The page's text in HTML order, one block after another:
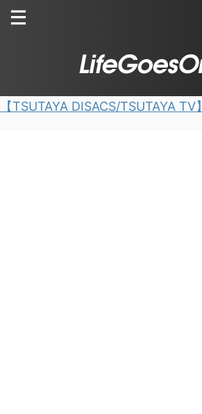
【TSUTAYA DISACS/TSUTAYA TV】